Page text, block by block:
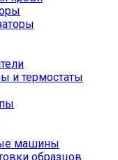
и термостаты
машины
образцов